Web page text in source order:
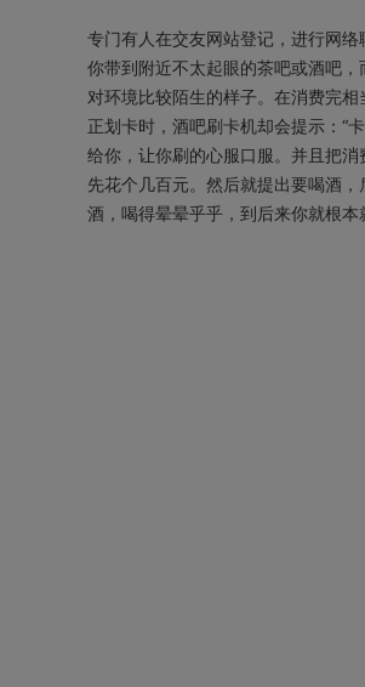
专门有人在交友网站登记，进行网
你带到附近不太起眼的茶吧或酒吧
对环境比较陌生的样子。在消费完
正划卡时，酒吧刷卡机却会提示：“
给你，让你刷的心服口服。并且把
先花个几百元。然后就提出要喝酒
酒，喝得晕晕乎乎，到后来你就根